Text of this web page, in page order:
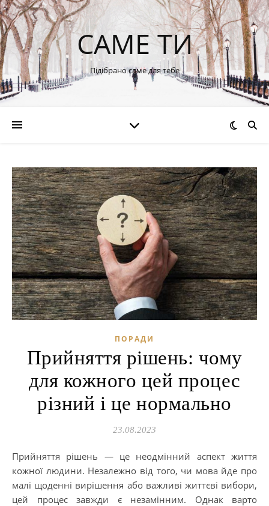
САМЕ ТИ
Підібрано саме для тебе
ПОРАДИ
Прийняття рішень: чому
для кожного цей процес
різний і це нормально
23.08.2023
Прийняття рішень — це неодмінний аспект життя
кожної людини. Незалежно від того, чи мова йде про
малі щоденні вирішення або важливі життєві вибори,
цей процес завжди є незамінним. Однак варто